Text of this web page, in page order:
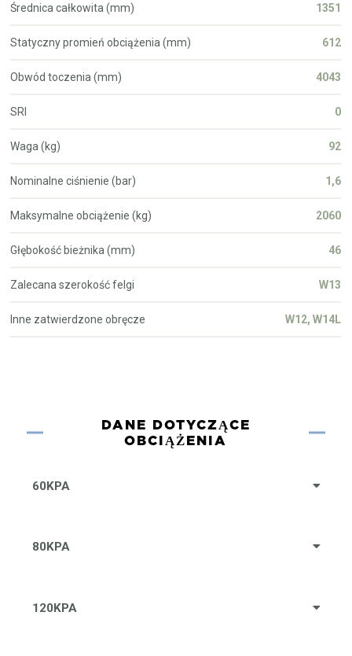
Średnica całkowita (mm) 1351
Statyczny promień obciążenia (mm) 612
Obwód toczenia (mm) 4043
SRI 0
Waga (kg) 92
Nominalne ciśnienie (bar) 1,6
Maksymalne obciążenie (kg) 2060
Głębokość bieżnika (mm) 46
Zalecana szerokość felgi W13
Inne zatwierdzone obręcze W12, W14L
DANE DOTYCZĄCE
OBCIĄŻENIA
60KPA
80KPA
120KPA